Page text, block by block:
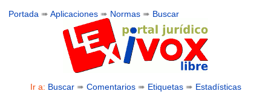
Portada ➠Aplicaciones ➠ Normas ➠ Buscar
Ir a: Buscar➠ Comentarios➠ Etiquetas➠ Estadísticas